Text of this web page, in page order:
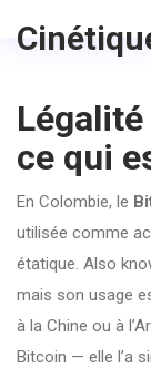
ce qui
En Colombie, le
utilisée comme
étatique. Also
mais son usage
à la Chine ou à
Bitcoin — elle l’a